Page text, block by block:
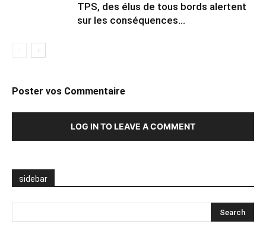
TPS, des élus de tous bords alertent
sur les conséquences...
Poster vos Commentaire
LOG IN TO LEAVE A COMMENT
sidebar